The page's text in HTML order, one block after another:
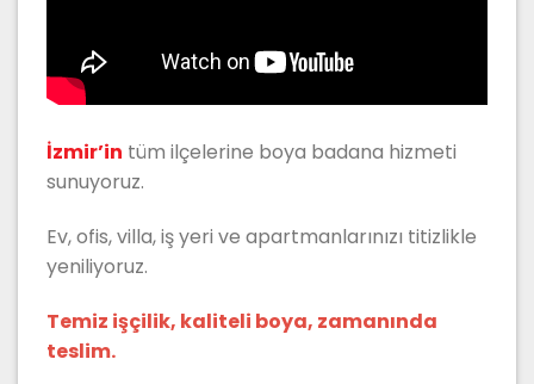
İzmir’in tüm ilçelerine boya badana hizmeti
sunuyoruz.
Ev, ofis, villa, iş yeri ve apartmanlarınızı titizlikle
yeniliyoruz.
Temiz işçilik, kaliteli boya, zamanında
teslim.